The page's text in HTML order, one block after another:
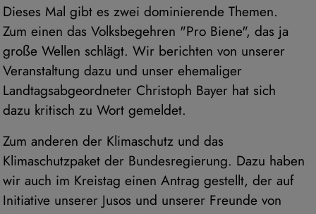
Dieses Mal gibt es zwei dominierende Themen.
Zum einen das Volksbegehren "Pro Biene", das ja
große Wellen schlägt. Wir berichten von unserer
Veranstaltung dazu und unser ehemaliger
Landtagsabgeordneter Christoph Bayer hat sich
dazu kritisch zu Wort gemeldet.
Zum anderen der Klimaschutz und das
Klimaschutzpaket der Bundesregierung. Dazu haben
wir auch im Kreistag einen Antrag gestellt, der auf
Initiative unserer Jusos und unserer Freunde von